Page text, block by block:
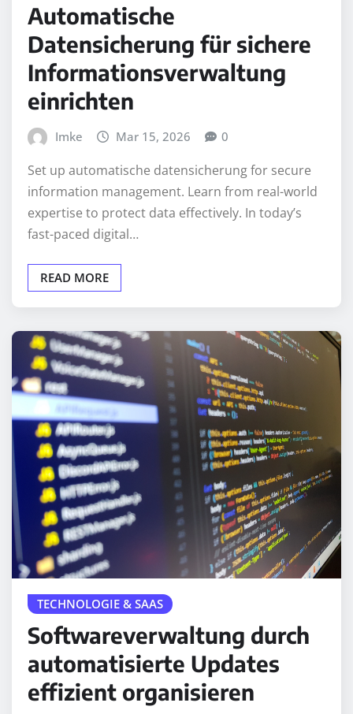
Automatische
Datensicherung für sichere
Informationsverwaltung
einrichten
Imke Mar 15, 2026 0
Set up automatische datensicherung for secure
information management. Learn from real-world
expertise to protect data effectively. In today’s
fast-paced digital…
READ MORE
TECHNOLOGIE & SAAS
Softwareverwaltung durch
automatisierte Updates
effizient organisieren